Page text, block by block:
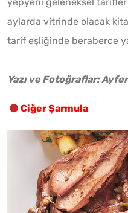
aylarda vitrinde olacak
tarif eşliğinde beraberce
Yazı ve Fotoğraflar:
Ciğer Şarmula